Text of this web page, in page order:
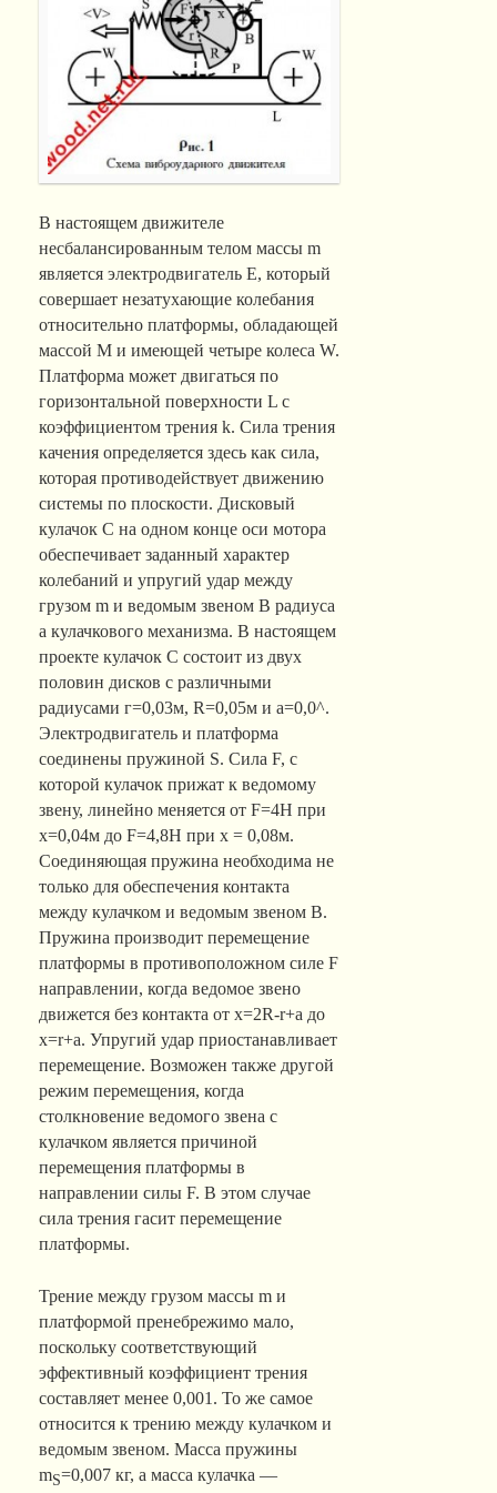
В настоящем движителе
несбалансированным телом массы m
является электродвигатель E, который
совершает незатухающие колебания
относительно платформы, обладающей
массой M и имеющей четыре колеса W.
Платформа может двигаться по
горизонтальной поверхности L с
коэффициентом трения k. Сила трения
качения определяется здесь как сила,
которая противодействует движению
системы по плоскости. Дисковый
кулачок C на одном конце оси мотора
обеспечивает заданный характер
колебаний и упругий удар между
грузом m и ведомым звеном B радиуса
a кулачкового механизма. В настоящем
проекте кулачок C состоит из двух
половин дисков с различными
радиусами г=0,03м, R=0,05м и a=0,0^.
Электродвигатель и платформа
соединены пружиной S. Сила F, с
которой кулачок прижат к ведомому
звену, линейно меняется от F=4H при
х=0,04м до F=4,8H при х = 0,08м.
Соединяющая пружина необходима не
только для обеспечения контакта
между кулачком и ведомым звеном B.
Пружина производит перемещение
платформы в противоположном силе F
направлении, когда ведомое звено
движется без контакта от x=2R-r+a до
x=r+a. Упругий удар приостанавливает
перемещение. Возможен также другой
режим перемещения, когда
столкновение ведомого звена с
кулачком является причиной
перемещения платформы в
направлении силы F. В этом случае
сила трения гасит перемещение
платформы.
Трение между грузом массы m и
платформой пренебрежимо мало,
поскольку соответствующий
эффективный коэффициент трения
составляет менее 0,001. То же самое
относится к трению между кулачком и
ведомым звеном. Масса пружины
mS=0,007 кг, а масса кулачка —